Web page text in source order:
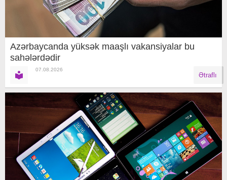
Azərbaycanda yüksək maaşlı vakansiyalar bu
sahələrdədir
07.08.2026
Ətraflı